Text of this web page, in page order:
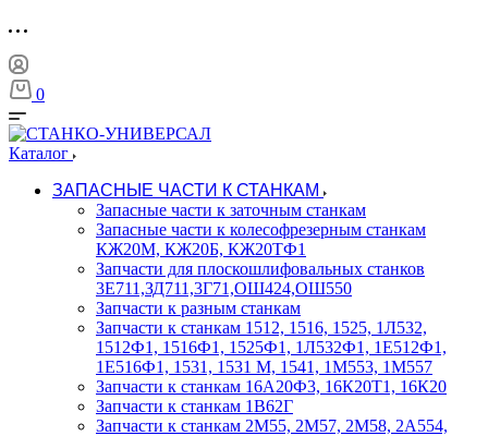
0
Каталог
ЗАПАСНЫЕ ЧАСТИ К СТАНКАМ
Запасные части к заточным станкам
Запасные части к колесофрезерным станкам
КЖ20М, КЖ20Б, КЖ20ТФ1
Запчасти для плоскошлифовальных станков
3Е711,ЗД711,3Г71,ОШ424,ОШ550
Запчасти к разным станкам
Запчасти к станкам 1512, 1516, 1525, 1Л532,
1512Ф1, 1516Ф1, 1525Ф1, 1Л532Ф1, 1Е512Ф1,
1Е516Ф1, 1531, 1531 М, 1541, 1М553, 1М557
Запчасти к станкам 16А20Ф3, 16К20Т1, 16К20
Запчасти к станкам 1В62Г
Запчасти к станкам 2М55, 2М57, 2М58, 2А554,